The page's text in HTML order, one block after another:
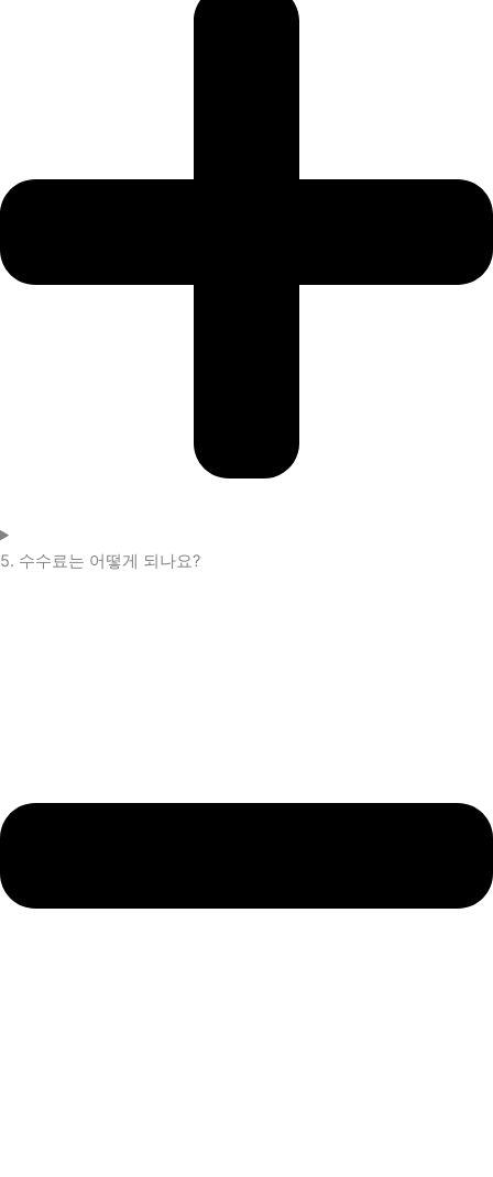
5. 수수료는 어떻게 되나요?